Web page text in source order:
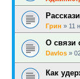
Грин » 11
О связи
Davlos »
Как